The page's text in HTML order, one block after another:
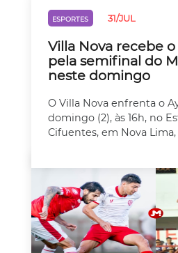
ESPORTES 31/JUL
Villa Nova recebe
pela semifinal do
neste domingo
O Villa Nova enfrenta o
domingo (2), às 16h, no
Cifuentes, em Nova